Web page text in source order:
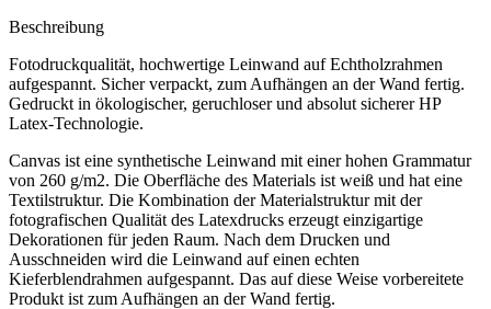
Beschreibung
Fotodruckqualität, hochwertige Leinwand auf Echtholzrahmen
aufgespannt. Sicher verpackt, zum Aufhängen an der Wand fertig.
Gedruckt in ökologischer, geruchloser und absolut sicherer HP
Latex-Technologie.
Canvas ist eine synthetische Leinwand mit einer hohen Grammatur
von 260 g/m2. Die Oberfläche des Materials ist weiß und hat eine
Textilstruktur. Die Kombination der Materialstruktur mit der
fotografischen Qualität des Latexdrucks erzeugt einzigartige
Dekorationen für jeden Raum. Nach dem Drucken und
Ausschneiden wird die Leinwand auf einen echten
Kieferblendrahmen aufgespannt. Das auf diese Weise vorbereitete
Produkt ist zum Aufhängen an der Wand fertig.